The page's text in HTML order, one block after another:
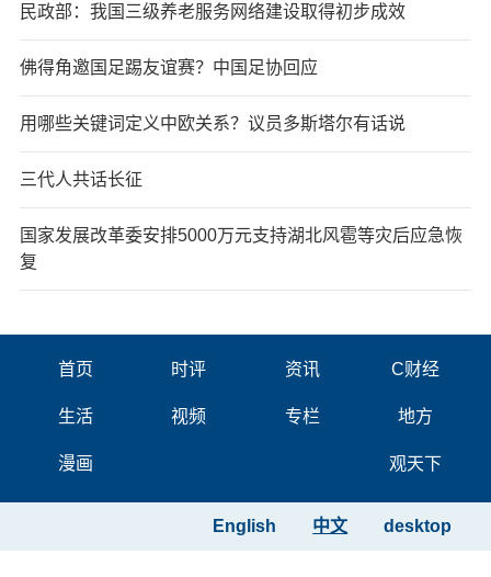
民政部：我国三级养老服务网络建设取得初步成效
佛得角邀国足踢友谊赛？中国足协回应
用哪些关键词定义中欧关系？议员多斯塔尔有话说
三代人共话长征
国家发展改革委安排5000万元支持湖北风雹等灾后应急恢
复
首页 时评 资讯 C财经
生活 视频 专栏 地方
漫画 观天下
desktop
中文
English